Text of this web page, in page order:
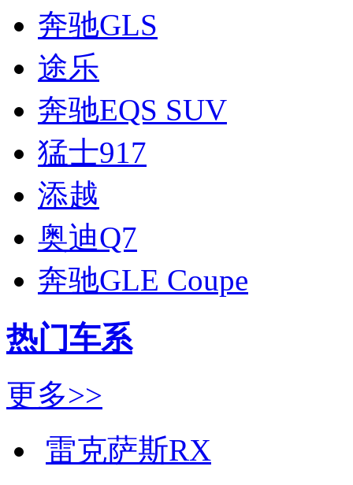
奔驰GLS
途乐
奔驰EQS SUV
猛士917
添越
奥迪Q7
奔驰GLE Coupe
热门车系
更多>>
雷克萨斯RX